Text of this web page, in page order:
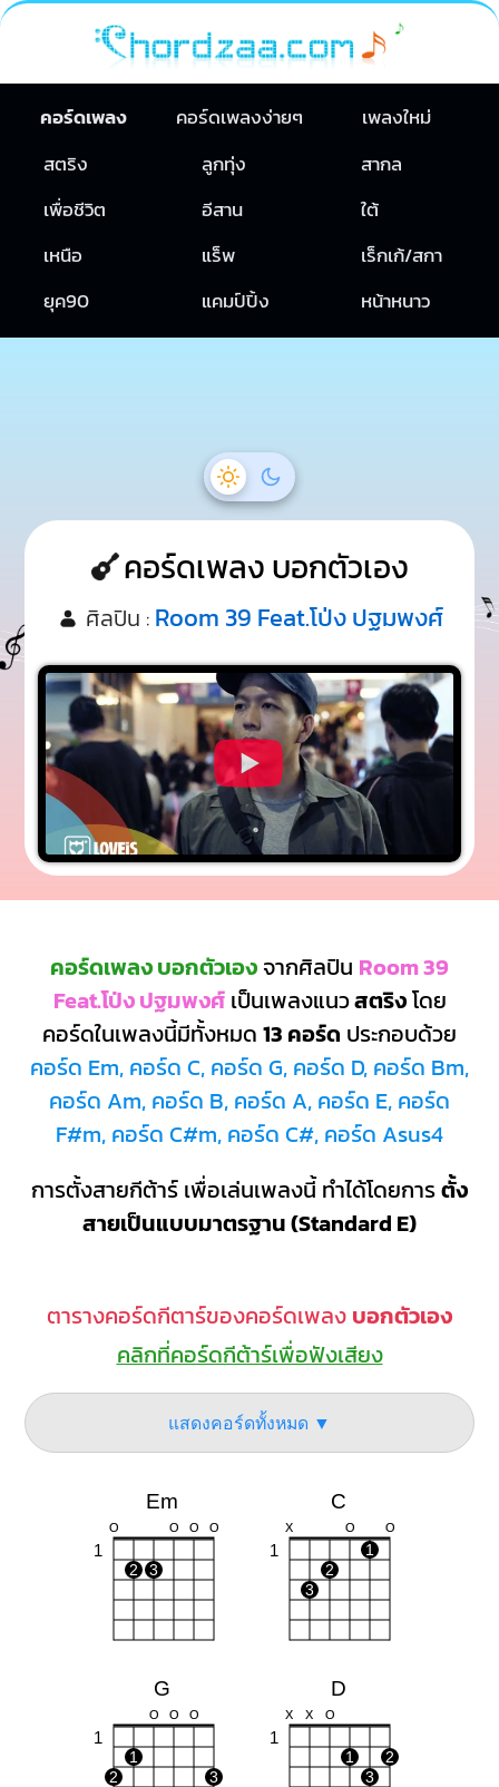
คอร์ดเพลง คอร์ดเพลงง่ายๆ
เพลงใหม่
สตริง
ลูกทุ่ง
สากล
เพื่อชีวิต
อีสาน
ใต้
เหนือ
แร็พ
เร็กเก้/สกา
ยุค90
แคมป์ปิ้ง หน้าหนาว
คอร์ดเพลง บอกตัวเอง
ศิลปิน : Room 39 Feat.โป่ง ปฐมพงศ์
คอร์ดเพลง บอกตัวเอง จากศิลปิน Room 39
Feat.โป่ง ปฐมพงศ์เป็นเพลงแนวสตริงโดย
คอร์ดในเพลงนี้มีทั้งหมด 13 คอร์ด ประกอบด้วย
คอร์ด Em, คอร์ด C, คอร์ด G, คอร์ด D, คอร์ด Bm,
คอร์ด Am, คอร์ด B, คอร์ด A, คอร์ด E, คอร์ด
F#m, คอร์ด C#m, คอร์ด C#, คอร์ด Asus4
การตั้งสายกีต้าร์ เพื่อเล่นเพลงนี้ ทำได้โดยการตั้ง
สายเป็นแบบมาตรฐาน (Standard E)
ตารางคอร์ดกีตาร์ของคอร์ดเพลง บอกตัวเอง
คลิกที่คอร์ดกีต้าร์เพื่อฟังเสียง
แสดงคอร์ดทั้งหมด ▼
Em
O O O O
1
2 3
C
X O O
1
1
2
3
G
O O O
1
1
2
3
D
X X O
1
1
2
3